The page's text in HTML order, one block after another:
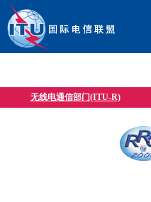
无线电通信部门(ITU-R)